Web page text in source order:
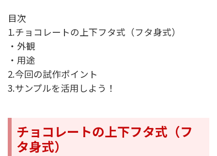
目次
1.チョコレートの上下フタ式（フタ身式）
・外観
・用途
2.今回の試作ポイント
3.サンプルを活用しよう！
チョコレートの上下フタ式（フ
タ身式）